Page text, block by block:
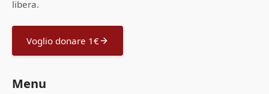
libera.
Voglio donare 1€
Menu